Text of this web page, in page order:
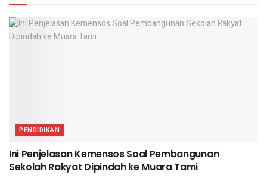
PENDIDIKAN
Ini Penjelasan Kemensos Soal Pembangunan
Sekolah Rakyat Dipindah ke Muara Tami